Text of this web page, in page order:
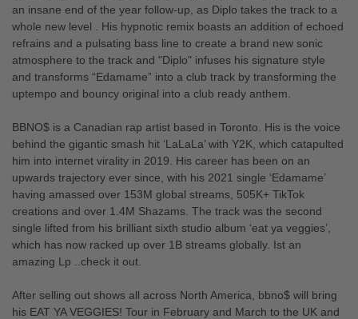
an insane end of the year follow-up, as Diplo takes the track to a
whole new level . His hypnotic remix boasts an addition of echoed
refrains and a pulsating bass line to create a brand new sonic
atmosphere to the track and "Diplo" infuses his signature style
and transforms “Edamame” into a club track by transforming the
uptempo and bouncy original into a club ready anthem.
BBNO$ is a Canadian rap artist based in Toronto. His is the voice
behind the gigantic smash hit ‘LaLaLa’ with Y2K, which catapulted
him into internet virality in 2019. His career has been on an
upwards trajectory ever since, with his 2021 single ‘Edamame’
having amassed over 153M global streams, 505K+ TikTok
creations and over 1.4M Shazams. The track was the second
single lifted from his brilliant sixth studio album ‘eat ya veggies’,
which has now racked up over 1B streams globally. Ist an
amazing Lp ..check it out.
After selling out shows all across North America, bbno$ will bring
his EAT YA VEGGIES! Tour in February and March to the UK and